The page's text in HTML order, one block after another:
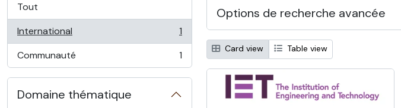
Tout
International
, 1 résultats
1
Communauté
, 1 résultats 1
Domaine thématique
Options de recherche avancée
Card view Table view